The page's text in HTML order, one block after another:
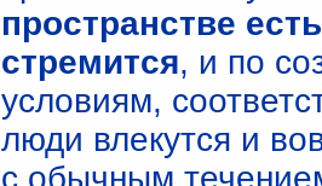
пространстве
стремится, и по
условиям,
люди влекутся и
с обычным